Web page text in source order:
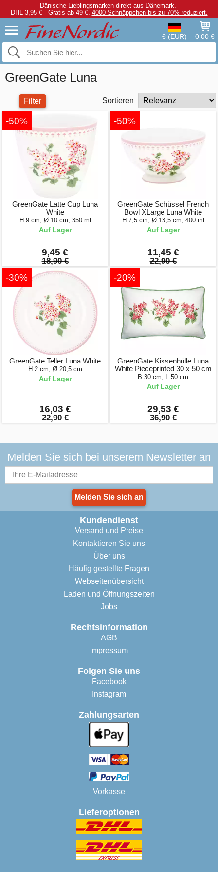
Dänische Lieblingsmarken direkt aus Dänemark.
DHL 3,95 € - Gratis ab 49 €. 4000 Schnäppchen bis zu 70% reduziert.
€ (EUR) 0,00 €
GreenGate Luna
Filter Sortieren
-50%
GreenGate Latte Cup Luna
White
H 9 cm, Ø 10 cm, 350 ml
Auf Lager
9,45 €
18,90 €
-50%
GreenGate Schüssel French
Bowl XLarge Luna White
H 7,5 cm, Ø 13,5 cm, 400 ml
Auf Lager
11,45 €
22,90 €
-30%
GreenGate Teller Luna White
H 2 cm, Ø 20,5 cm
Auf Lager
16,03 €
22,90 €
-20%
GreenGate Kissenhülle Luna
White Pieceprinted 30 x 50 cm
B 30 cm, L 50 cm
Auf Lager
29,53 €
36,90 €
Melden Sie sich bei unserem Newsletter an
Melden Sie sich an
Kundendienst
Versand und Preise
Kontaktieren Sie uns
Über uns
Häufig gestellte Fragen
Webseitenübersicht
Laden und Öffnungszeiten
Jobs
Rechtsinformation
AGB
Impressum
Folgen Sie uns
Facebook
Instagram
Zahlungsarten
Vorkasse
Lieferoptionen